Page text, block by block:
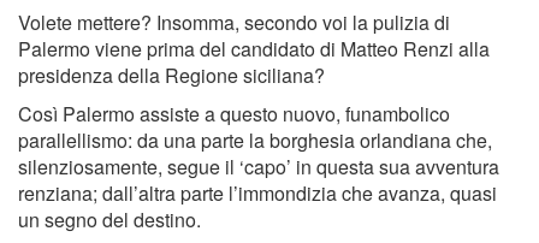
Volete mettere? Insomma, secondo voi la pulizia di
Palermo viene prima del candidato di Matteo Renzi alla
presidenza della Regione siciliana?
Così Palermo assiste a questo nuovo, funambolico
parallellismo: da una parte la borghesia orlandiana che,
silenziosamente, segue il ‘capo’ in questa sua avventura
renziana; dall’altra parte l’immondizia che avanza, quasi
un segno del destino.